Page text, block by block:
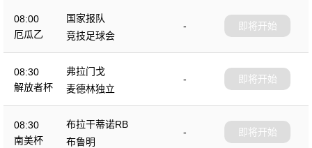
08:00
厄瓜乙
国家报队
-
竞技足球会
即将开始
08:30
解放者杯
弗拉门戈
-
麦德林独立
即将开始
08:30
南美杯
布拉干蒂诺RB
-
布鲁明
即将开始